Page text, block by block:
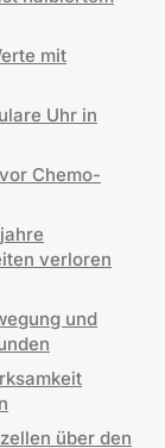
mit
Uhr in
Chemo-
verloren
und
über den